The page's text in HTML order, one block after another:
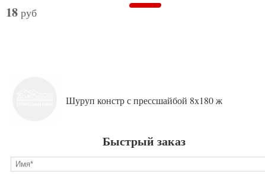
18 руб
Шуруп констр с прессшайбой 8х180 ж
Быстрый заказ